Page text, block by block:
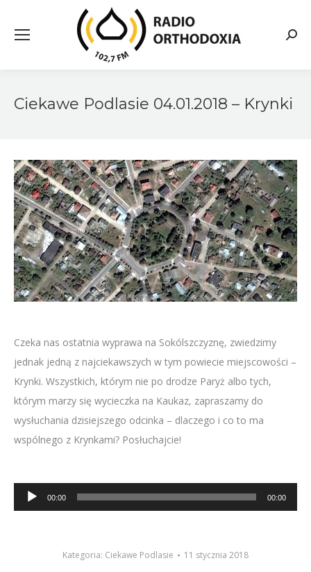
Ciekawe Podlasie 04.01.2018 – Krynki
Czeka nas ostatnia wyprawa na Sokólszczyznę, zwiedzimy
jednak jedną z najciekawszych w tym powiecie miejscowości –
Krynki. Wszystkich, którym nie po drodze Paryż albo tych,
którym marzy się wycieczka na Kaukaz, zapraszamy do
wysłuchania dzisiejszego odcinka – dlaczego i co to ma
wspólnego z Krynkami? Posłuchajcie!
Odtwarzacz
plików
00:00 00:00
Kategoria: Ciekawe Podlasie 11 stycznia 2018